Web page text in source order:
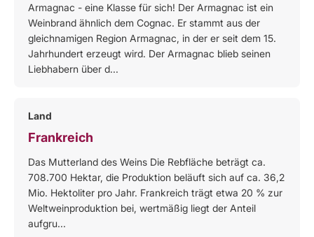
Armagnac - eine Klasse für sich! Der Armagnac ist ein
Weinbrand ähnlich dem Cognac. Er stammt aus der
gleichnamigen Region Armagnac, in der er seit dem 15.
Jahrhundert erzeugt wird. Der Armagnac blieb seinen
Liebhabern über d...
Land
Frankreich
Das Mutterland des Weins Die Rebfläche beträgt ca.
708.700 Hektar, die Produktion beläuft sich auf ca. 36,2
Mio. Hektoliter pro Jahr. Frankreich trägt etwa 20 % zur
Weltweinproduktion bei, wertmäßig liegt der Anteil
aufgru...